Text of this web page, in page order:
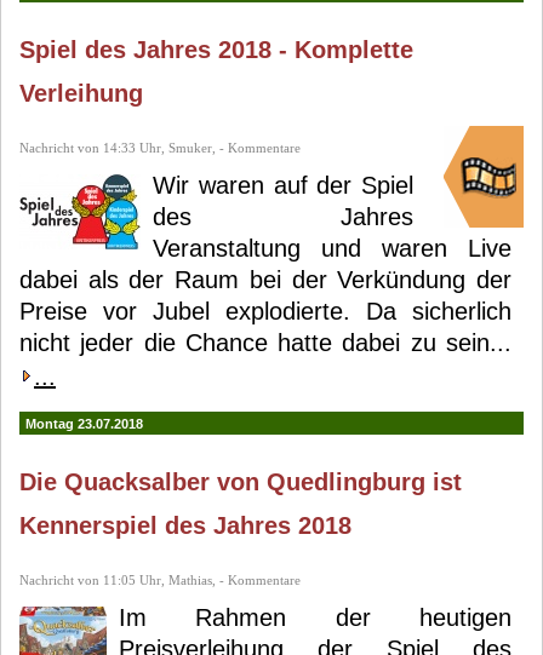
Spiel des Jahres 2018 - Komplette
Verleihung
Nachricht von 14:33 Uhr, Smuker, - Kommentare
Wir waren auf der Spiel
des Jahres
Veranstaltung und waren Live
dabei als der Raum bei der Verkündung der
Preise vor Jubel explodierte. Da sicherlich
nicht jeder die Chance hatte dabei zu sein...
...
Montag 23.07.2018
Die Quacksalber von Quedlingburg ist
Kennerspiel des Jahres 2018
Nachricht von 11:05 Uhr, Mathias, - Kommentare
Im Rahmen der heutigen
Preisverleihung der Spiel des